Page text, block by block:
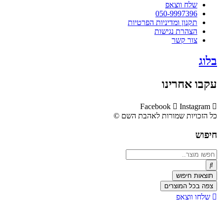
שלח ווצאפ
050-9997396
תקנון ומדיניות הפרטיות
הצהרת נגישות
צור קשר
בלוג
עקבו אחרינו
Facebook
Instagram
כל הזכויות שמורות לאהבת השם ©​
חיפוש
Search
...
תוצאות חיפוש
צפה בכל המוצרים
שלחו ווצאפ